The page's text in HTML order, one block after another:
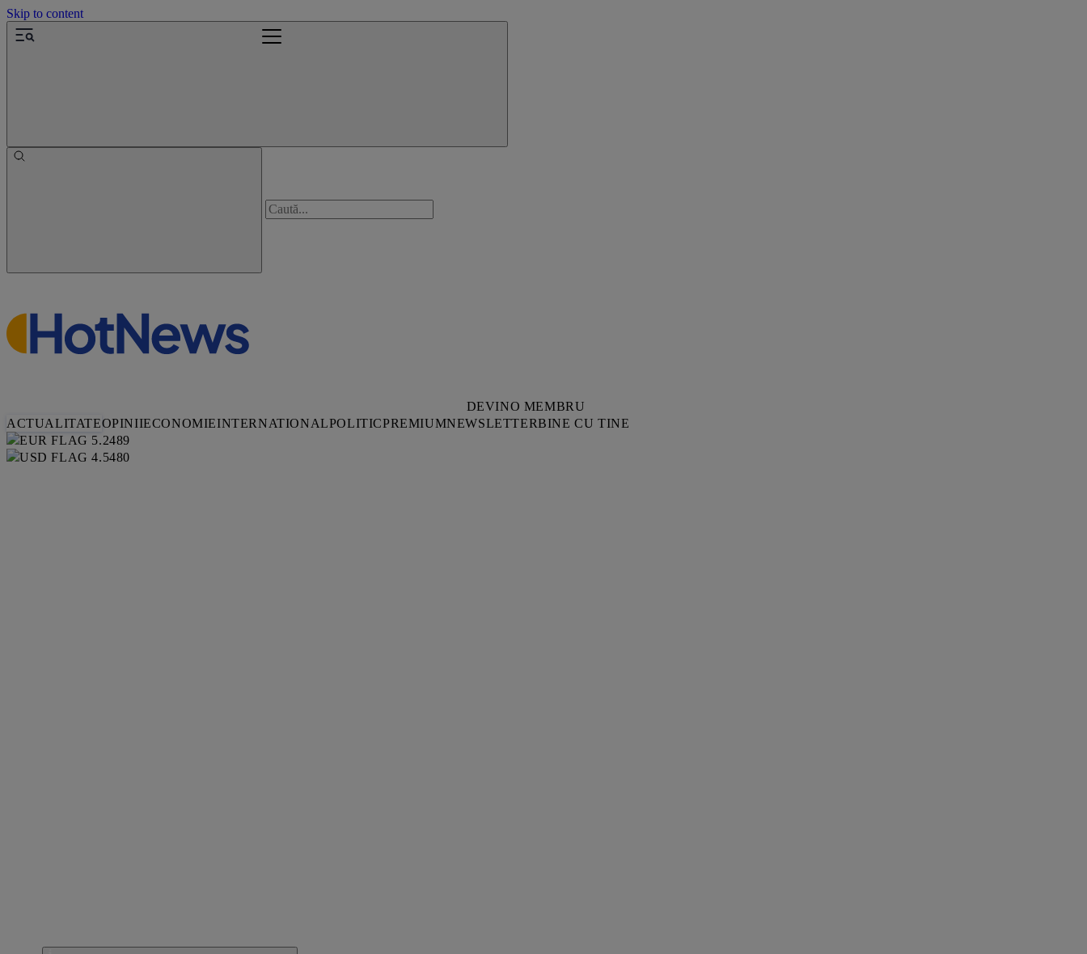
Skip to content
DEVINO MEMBRU
ACTUALITATEOPINIIECONOMIEINTERNATIONALPOLITICPREMIUMNEWSLETTERBINE CU TINE
5.2489
4.5480